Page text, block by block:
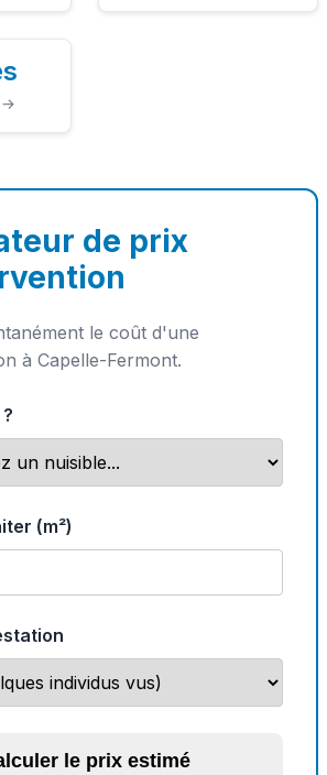
→
de prix
le coût d'une
à Capelle-Fermont.
(m²)
le prix estimé